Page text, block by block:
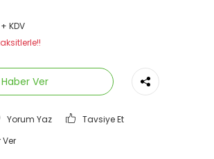
KDV
Ver
Yorum Yaz
Tavsiye Et
Ver